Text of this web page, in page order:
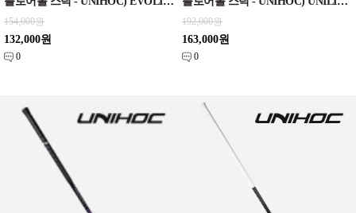
154,000원
132,000원
0
192,000원
163,000원
0